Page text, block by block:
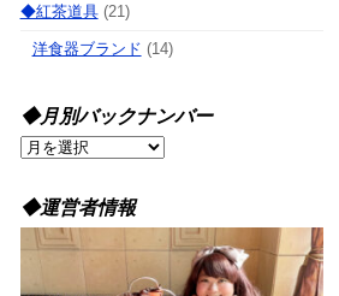
◆紅茶道具(21)
洋食器ブランド (14)
◆月別バックナンバー
◆
バ
ッ
◆運営者情報